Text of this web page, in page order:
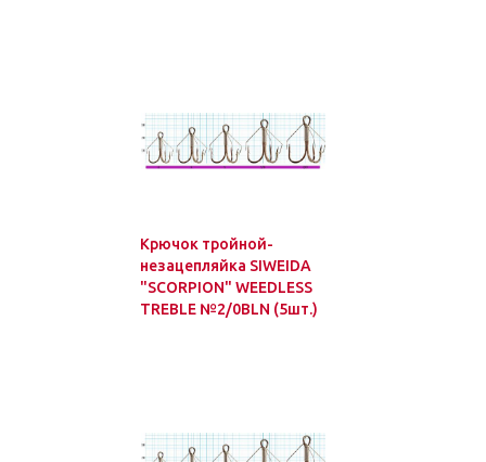
Крючок тройной-
незацепляйка SIWEIDA
"SCORPION" WEEDLESS
TREBLE №2/0BLN (5шт.)